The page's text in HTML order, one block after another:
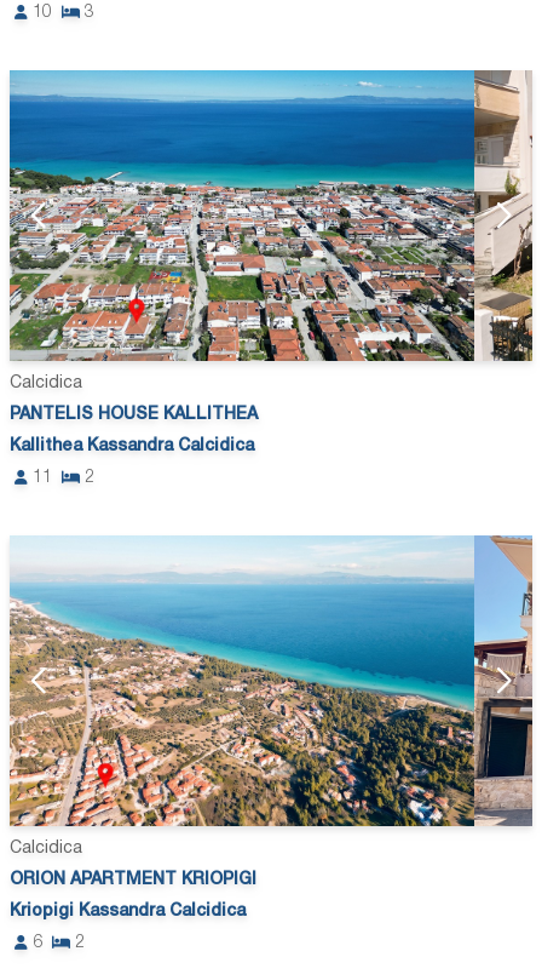
10
3
Calcidica
PANTELIS HOUSE KALLITHEA
Kallithea Kassandra Calcidica
11
2
Calcidica
ORION APARTMENT KRIOPIGI
Kriopigi Kassandra Calcidica
6
2